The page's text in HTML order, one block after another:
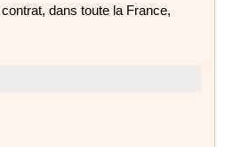
dans toute la France,